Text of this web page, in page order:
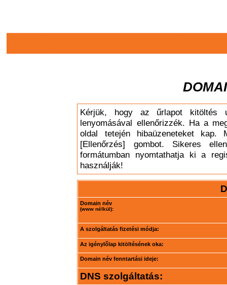
Kérjük, hogy az űrlapot kitöltés
lenyomásával ellenőrizzék. Ha a
oldal tetején hibaüzeneteket
[Ellenőrzés] gombot. Sikeres
formátumban nyomtathatja ki a
használják!
Domain név
(www nélkül):
A szolgáltatás fizetési módja:
Az igénylőlap kitöltésének oka:
Domain név fenntartási ideje:
DNS szolgáltatás: